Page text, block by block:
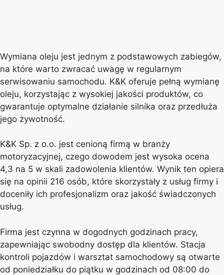
Wymiana oleju jest jednym z podstawowych zabiegów,
na które warto zwracać uwagę w regularnym
serwisowaniu samochodu. K&K oferuje pełną wymianę
oleju, korzystając z wysokiej jakości produktów, co
gwarantuje optymalne działanie silnika oraz przedłuża
jego żywotność.
K&K Sp. z o.o. jest cenioną firmą w branży
motoryzacyjnej, czego dowodem jest wysoka ocena
4,3 na 5 w skali zadowolenia klientów. Wynik ten opiera
się na opinii 216 osób, które skorzystały z usług firmy i
doceniły ich profesjonalizm oraz jakość świadczonych
usług.
Firma jest czynna w dogodnych godzinach pracy,
zapewniając swobodny dostęp dla klientów. Stacja
kontroli pojazdów i warsztat samochodowy są otwarte
od poniedziałku do piątku w godzinach od 08:00 do